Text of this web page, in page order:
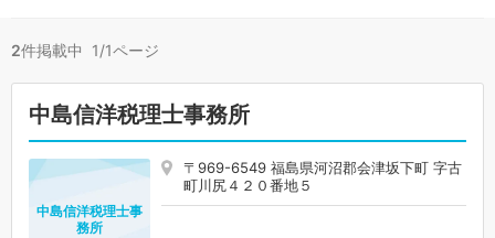
2件掲載中 1/1ページ
中島信洋税理士事務所
〒969-6549 福島県河沼郡会津坂下町 字古
町川尻４２０番地５
中島信洋税理士事
務所